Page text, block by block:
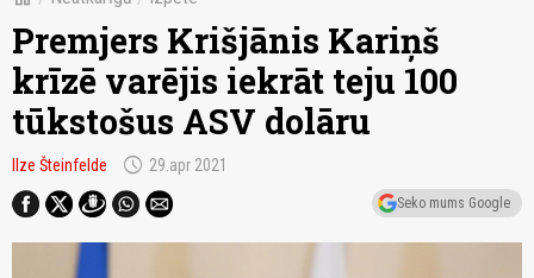
Premjers Krišjānis Kariņš
krīzē varējis iekrāt teju 100
tūkstošus ASV dolāru
Ilze Šteinfelde schedule 29.apr 2021
Seko mums Google